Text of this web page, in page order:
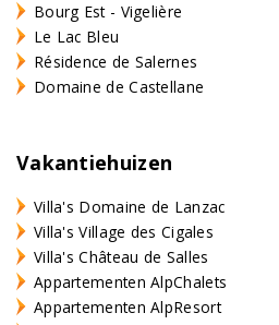
Bourg Est - Vigelière
Le Lac Bleu
Résidence de Salernes
Domaine de Castellane
Vakantiehuizen
Villa's Domaine de Lanzac
Villa's Village des Cigales
Villa's Château de Salles
Appartementen AlpChalets
Appartementen AlpResort